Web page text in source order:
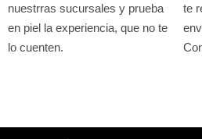
nuestrras sucursales y prueba
en piel la experiencia, que no te
lo cuenten.
te